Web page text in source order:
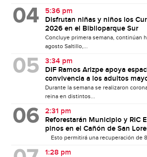
5:36 pm
Disfrutan niñas y niños los
2026 en el Biblioparque Sur
Concluye primera semana, continúan
agosto Saltillo,...
3:34 pm
DIF Ramos Arizpe apoya
convivencia a los adultos
Durante la semana se realizaron
reina en distintos...
2:31 pm
Reforestarán Municipio y RIC
pinos en el Cañón de San
Esto permitirá una recuperación de 8
1:28 pm